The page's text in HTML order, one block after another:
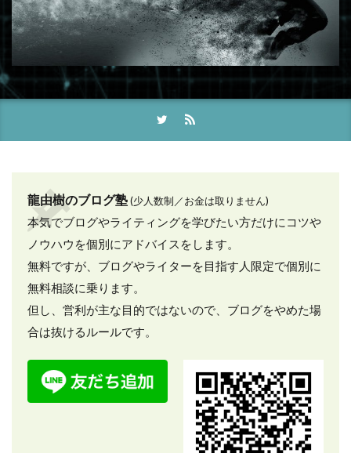
龍由樹のブログ塾(少人数制／お金は取りません)
本気でブログやライティングを学びたい方だけにコツや
ノウハウを個別にアドバイスをします。
無料ですが、ブログやライターを目指す人限定で個別に
無料相談に乗ります。
但し、営利が主な目的ではないので、ブログをやめた場
合は抜けるルールです。